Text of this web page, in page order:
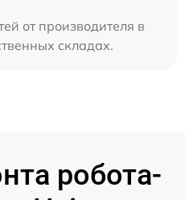
от производителя в
складах.
робота-